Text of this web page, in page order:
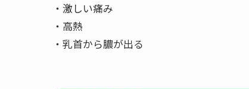
・激しい痛み
・高熱
・乳首から膿が出る